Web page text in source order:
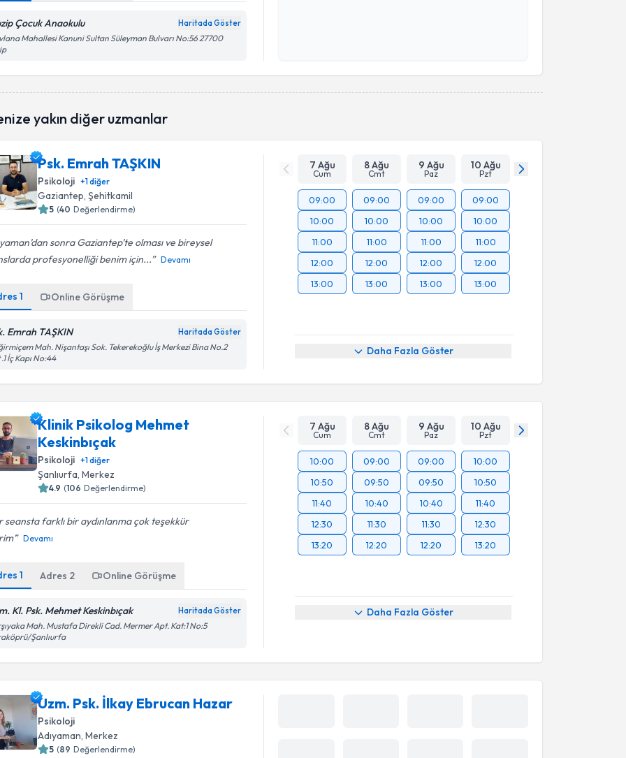
Çocuk Anaokulu Haritada Göster
Mahallesi Kanuni Sultan Süleyman Bulvarı No:56 27700
yakın diğer uzmanlar
Psk. Emrah TAŞKIN
Psikoloji +1diğer
Gaziantep, Şehitkamil
5 (40 Değerlendirme)
sonra Gaziantep’te olması ve bireysel
profesyonelliği benim için...
Devamı
1 Online Görüşme
Emrah TAŞKIN Haritada Göster
Mah. Nişantaşı Sok. Tekerekoğlu İş Merkezi Bina No.2
İç Kapı No:44
7 Ağu
Cum
8 Ağu
Cmt
9 Ağu
Paz
10 Ağu
Pzt
09:00
10:00
11:00
12:00
13:00
09:00
10:00
11:00
12:00
13:00
09:00
10:00
11:00
12:00
13:00
09:00
10:00
11:00
12:00
13:00
Daha Fazla Göster
Klinik Psikolog Mehmet
Keskinbıçak
Psikoloji +1diğer
Şanlıurfa, Merkez
4.9 (106 Değerlendirme)
seansta farklı bir aydınlanma çok teşekkür
Devamı
1 Adres 2 Online Görüşme
Kl. Psk. Mehmet Keskinbıçak Haritada Göster
Mah. Mustafa Direkli Cad. Mermer Apt. Kat:1 No:5
Şanlıurfa
7 Ağu
Cum
8 Ağu
Cmt
9 Ağu
Paz
10 Ağu
Pzt
10:00
10:50
11:40
12:30
13:20
09:00
09:50
10:40
11:30
12:20
09:00
09:50
10:40
11:30
12:20
10:00
10:50
11:40
12:30
13:20
Daha Fazla Göster
Uzm. Psk. İlkay Ebrucan Hazar
Psikoloji
Adıyaman, Merkez
5 (89 Değerlendirme)